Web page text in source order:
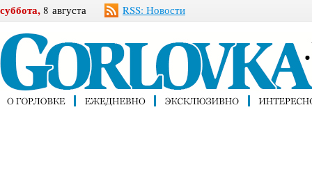
суббота, 8 августа RSS: Новости